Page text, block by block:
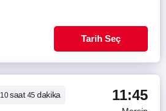
Tarih Seç
10saat45 dakika 11:45